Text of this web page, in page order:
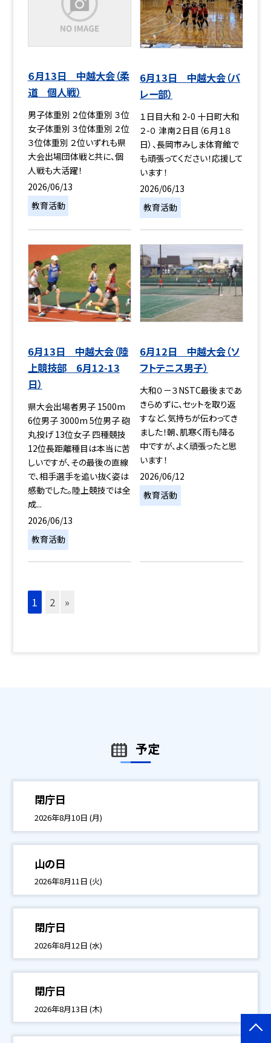
６月13日 中越大会（柔
道 個人戦）
男子体重別 ２位体重別 ３位
女子体重別 ３位体重別 ２位
３位体重別 ２位いずれも県
大会出場団体戦と共に、個
人戦も大活躍！
2026/06/13
教育活動
6月13日 中越大会（バ
レー部）
１日目大和 2-0 十日町大和
２-０ 津南２日目（６月１８
日）、長岡市みしま体育館で
も頑張ってください！応援して
います！
2026/06/13
教育活動
6月13日 中越大会（陸
上競技部 6月12-13
日）
県大会出場者男子 1500m
6位男子 3000m 5位男子 砲
丸投げ 13位女子 四種競技
12位長距離種目は本当に苦
しいですが、その最後の直線
で、相手選手を追い抜く姿は
感動でした。陸上競技では全
成...
2026/06/13
教育活動
6月12日 中越大会（ソ
フトテニス男子）
大和０－３NSTC最後まであ
きらめずに、セットを取り返
すなど、気持ちが伝わってき
ました！朝、肌寒く雨も降る
中ですが、よく頑張ったと思
います！
2026/06/12
教育活動
1 2 »
予定
閉庁日
2026年8月10日 (月)
山の日
2026年8月11日 (火)
閉庁日
2026年8月12日 (水)
閉庁日
2026年8月13日 (木)